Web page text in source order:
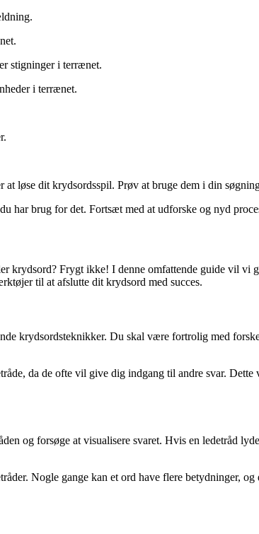
stigninger i terrænet.
i terrænet.
løse dit krydsordsspil. Prøv at bruge dem i din
har brug for det. Fortsæt med at udforske og nyd
krydsord? Frygt ikke! I denne omfattende guide vil
til at afslutte dit krydsord med succes.
krydsordsteknikker. Du skal være fortrolig med
da de ofte vil give dig indgang til andre svar.
og forsøge at visualisere svaret. Hvis en ledetråd
Nogle gange kan et ord have flere betydninger,